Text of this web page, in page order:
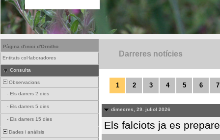
Pàgina d'inici d'Ornitho
Entitats col·laboradores
Consulta
Observacions
- Els darrers 2 dies
- Els darrers 5 dies
- Els darrers 15 dies
Dades i anàlisis
Darreres notícies
1 2 3 4 5 6 7
dimecres, 29. juliol 2026
Els falciots ja es